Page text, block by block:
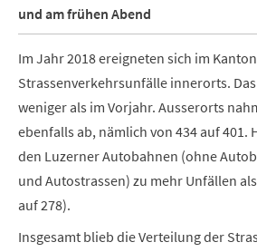
und am frühen Abend
Im Jahr 2018 ereigneten sich im
Strassenverkehrsunfälle innerorts.
weniger als im Vorjahr. Ausserorts
ebenfalls ab, nämlich von 434 auf 401.
den Luzerner Autobahnen (ohne
und Autostrassen) zu mehr Unfällen
auf 278).
Insgesamt blieb die Verteilung der